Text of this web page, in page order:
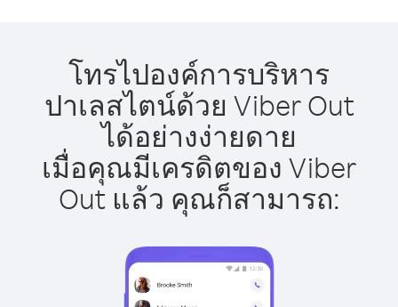
โทรไปองค์การบริหาร
ปาเลสไตน์ด้วย Viber Out
ได้อย่างง่ายดาย
เมื่อคุณมีเครดิตของ Viber
Out แล้ว คุณก็สามารถ: